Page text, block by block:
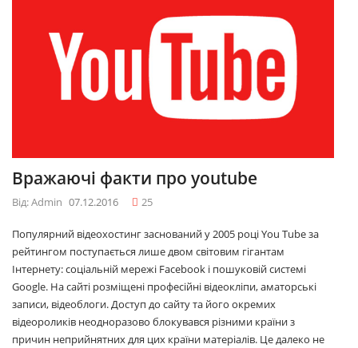
Вражаючі факти про youtube
Від: Admin 07.12.2016 25
Популярний відеохостинг заснований у 2005 році You Tube за
рейтингом поступається лише двом світовим гігантам
Інтернету: соціальній мережі Facebook і пошуковій системі
Google. На сайті розміщені професійні відеокліпи, аматорські
записи, відеоблоги. Доступ до сайту та його окремих
відеороликів неодноразово блокувався різними країни з
причин неприйнятних для цих країни матеріалів. Це далеко не